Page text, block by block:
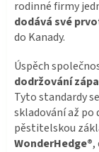
rodinné firmy
dodává své
do Kanady.
Úspěch
dodržování
Tyto standardy
skladování až
pěstitelskou
WonderHedge®,